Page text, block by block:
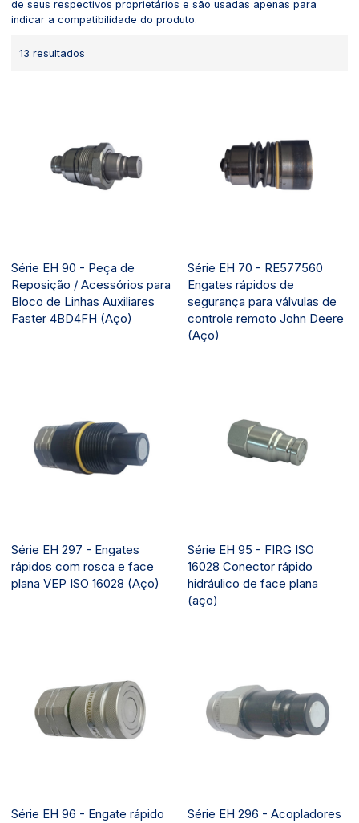
de seus respectivos proprietários e são usadas apenas para
indicar a compatibilidade do produto.
13 resultados
Série EH 90 - Peça de
Reposição / Acessórios para
Bloco de Linhas Auxiliares
Faster 4BD4FH (Aço)
Série EH 70 - RE577560
Engates rápidos de
segurança para válvulas de
controle remoto John Deere
(Aço)
Série EH 297 - Engates
rápidos com rosca e face
plana VEP ISO 16028 (Aço)
Série EH 95 - FIRG ISO
16028 Conector rápido
hidráulico de face plana
(aço)
Série EH 96 - Engate rápido
Série EH 296 - Acopladores